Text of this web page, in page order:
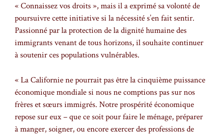
« Connaissez vos droits », mais il a exprimé sa volonté de
poursuivre cette initiative si la nécessité s’en fait sentir.
Passionné par la protection de la dignité humaine des
immigrants venant de tous horizons, il souhaite continuer
à soutenir ces populations vulnérables.
« La Californie ne pourrait pas être la cinquième puissance
économique mondiale si nous ne comptions pas sur nos
frères et sœurs immigrés. Notre prospérité économique
repose sur eux – que ce soit pour faire le ménage, préparer
à manger, soigner, ou encore exercer des professions de